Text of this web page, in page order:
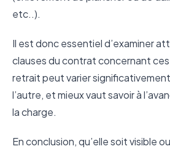
etc..).
Il est donc essentiel d’examiner
clauses du contrat concernant
retrait peut varier significativement
l’autre, et mieux vaut savoir à
la charge.
En conclusion, qu’elle soit visible